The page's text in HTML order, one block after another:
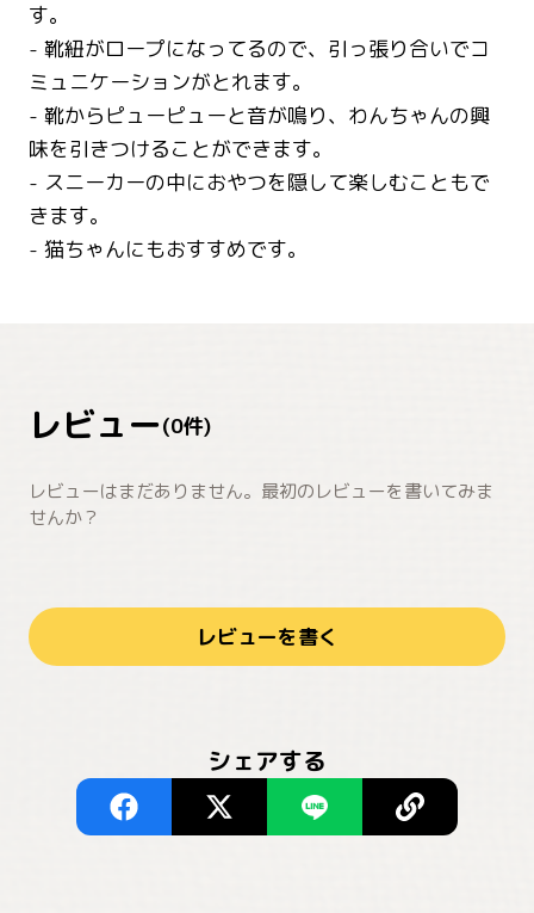
す。
- 靴紐がロープになってるので、引っ張り合いでコ
ミュニケーションがとれます。
- 靴からピューピューと音が鳴り、わんちゃんの興
味を引きつけることができます。
- スニーカーの中におやつを隠して楽しむこともで
きます。
- 猫ちゃんにもおすすめです。
レビュー(0件)
レビューはまだありません。最初のレビューを書いてみま
せんか？
レビューを書く
シェアする